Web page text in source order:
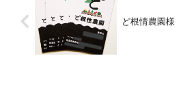
ど根情農園様